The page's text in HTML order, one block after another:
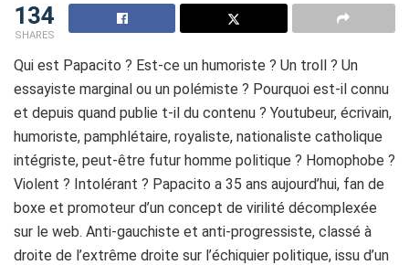
134
SHARES
Qui est Papacito ? Est-ce un humoriste ? Un troll ? Un
essayiste marginal ou un polémiste ? Pourquoi est-il connu
et depuis quand publie t-il du contenu ? Youtubeur, écrivain,
humoriste, pamphlétaire, royaliste, nationaliste catholique
intégriste, peut-être futur homme politique ? Homophobe ?
Violent ? Intolérant ? Papacito a 35 ans aujourd’hui, fan de
boxe et promoteur d’un concept de virilité décomplexée
sur le web. Anti-gauchiste et anti-progressiste, classé à
droite de l’extrême droite sur l’échiquier politique, issu d’un